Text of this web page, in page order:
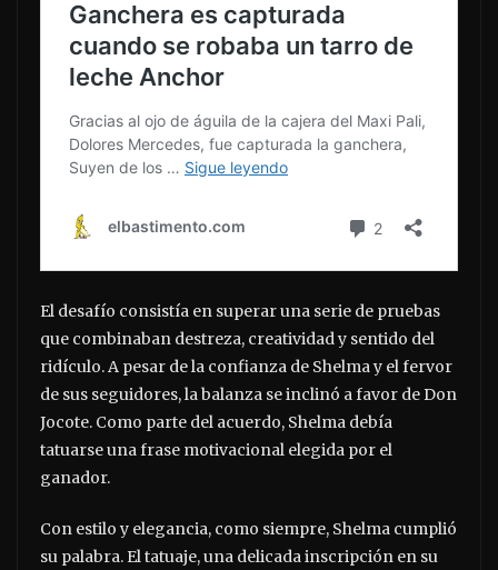
El desafío consistía en superar una serie de pruebas
que combinaban destreza, creatividad y sentido del
ridículo. A pesar de la confianza de Shelma y el fervor
de sus seguidores, la balanza se inclinó a favor de Don
Jocote. Como parte del acuerdo, Shelma debía
tatuarse una frase motivacional elegida por el
ganador.
Con estilo y elegancia, como siempre, Shelma cumplió
su palabra. El tatuaje, una delicada inscripción en su